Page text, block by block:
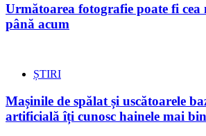
Următoarea fotografie poate fi cea
până acum
ȘTIRI
Mașinile de spălat și uscătoarele
artificială îți cunosc hainele mai